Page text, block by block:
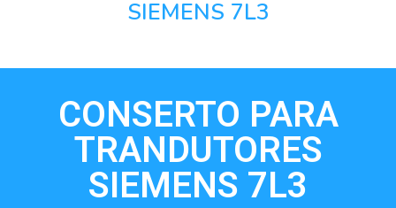
SIEMENS 7L3
CONSERTO PARA
TRANDUTORES
SIEMENS 7L3